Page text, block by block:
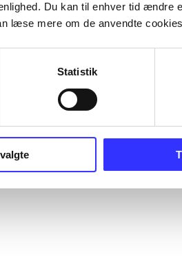
Du kan til enhver tid ændre
læse mere om de anvendte cookies
Statistik